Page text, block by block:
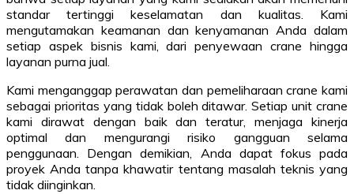
standar tertinggi keselamatan dan kualitas. Kami
mengutamakan keamanan dan kenyamanan Anda dalam
setiap aspek bisnis kami, dari penyewaan crane hingga
layanan purna jual.
Kami menganggap perawatan dan pemeliharaan crane kami
sebagai prioritas yang tidak boleh ditawar. Setiap unit crane
kami dirawat dengan baik dan teratur, menjaga kinerja
optimal dan mengurangi risiko gangguan selama
penggunaan. Dengan demikian, Anda dapat fokus pada
proyek Anda tanpa khawatir tentang masalah teknis yang
tidak diinginkan.